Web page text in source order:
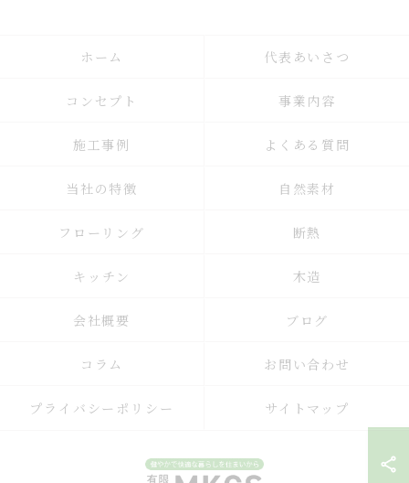
ホーム 代表あいさつ
コンセプト 事業内容
施工事例 よくある質問
当社の特徴 自然素材
フローリング 断熱
キッチン 木造
会社概要 ブログ
コラム お問い合わせ
プライバシーポリシー サイトマップ